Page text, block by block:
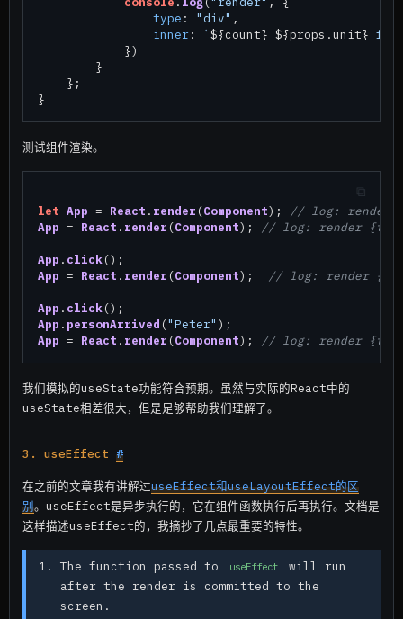
type : "div" ,
inner: `${count} ${props.unit}
            })
        }
    };
测试组件渲染。
let App = React . render (Component);
// log: render
App = React . render (Component); // log: render
App . click
App = React . render (Component); // log: render
App . click
App . personArrived ("Peter"
App = React . render (Component); // log: render
我们模拟的useState功能符合预期。虽然与实际的React中的
useState相差很大，但是足够帮助我们理解了。
3. useEffect #
在之前的文章我有讲解过useEffect和useLayoutEffect的区
别。useEffect是异步执行的，它在组件函数执行后再执行。文档是
这样描述useEffect的，我摘抄了几点最重要的特性。
The function passed to useEffect
will run
after the render is committed to the
screen.